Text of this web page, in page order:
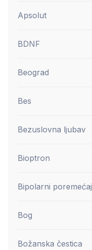
Apsolut
BDNF
Beograd
Bes
Bezuslovna ljubav
Bioptron
Bipolarni poremećaj
Bog
Božanska čestica